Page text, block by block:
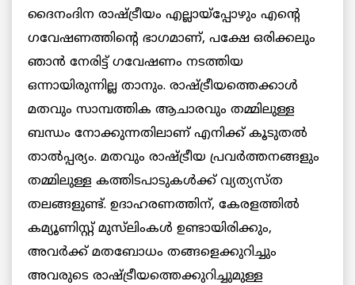
ദൈനംദിന രാഷ്ട്രീയം എല്ലായ്‌പ്പോഴും എന്റെ
ഗവേഷണത്തിന്റെ ഭാഗമാണ്, പക്ഷേ ഒരിക്കലും
ഞാൻ നേരിട്ട് ഗവേഷണം നടത്തിയ
ഒന്നായിരുന്നില്ല താനും. രാഷ്ട്രീയത്തെക്കാൾ
മതവും സാമ്പത്തിക ആചാരവും തമ്മിലുള്ള
ബന്ധം നോക്കുന്നതിലാണ് എനിക്ക് കൂടുതൽ
താൽപ്പര്യം. മതവും രാഷ്ട്രീയ പ്രവർത്തനങ്ങളും
തമ്മിലുള്ള കത്തിടപാടുകൾക്ക് വ്യത്യസ്ത
തലങ്ങളുണ്ട്. ഉദാഹരണത്തിന്, കേരളത്തിൽ
കമ്യൂണിസ്റ്റ് മുസ്‌ലിംകൾ ഉണ്ടായിരിക്കും,
അവർക്ക് മതബോധം തങ്ങളെക്കുറിച്ചും
അവരുടെ രാഷ്ട്രീയത്തെക്കുറിച്ചുമുള്ള